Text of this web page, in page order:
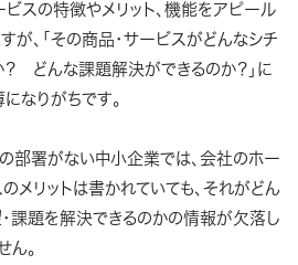
スの特徴やメリット、機能をアピール
が、「その商品・サービスがどんなシチ
どんな課題解決ができるのか？」に
なりがちです。
部署がない中小企業では、会社のホー
メリットは書かれていても、それがどん
課題を解決できるのかの情報が欠落し
ん。